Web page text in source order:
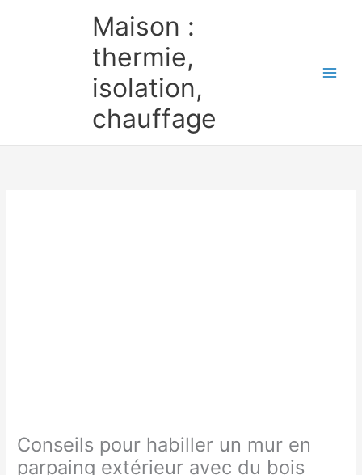
Maison :
thermie,
isolation,
chauffage
Conseils pour habiller un mur en
parpaing extérieur avec du bois